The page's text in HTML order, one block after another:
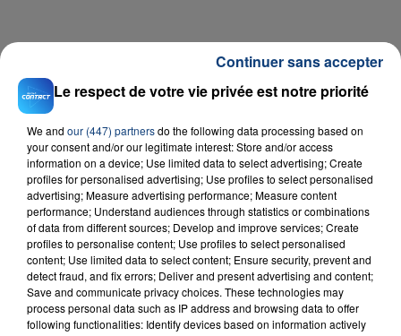
Téléchargez gratuitement l'application Contact FM
sur
et
RADIO CONTACT
Le respect de votre vie privée est notre priorité
We and our (447) partnersdo the following data processing based on
your consent and/or our legitimate interest: Store and/or access
information on a device; Use limited data to select advertising; Create
profiles for personalised advertising; Use profiles to select personalised
advertising; Measure advertising performance; Measure content
performance; Understand audiences through statistics or combinations
of data from different sources; Develop and improve services; Create
profiles to personalise content; Use profiles to select personalised
content; Use limited data to select content; Ensure security, prevent and
detect fraud, and fix errors; Deliver and present advertising and content;
Save and communicate privacy choices. These technologies may
process personal data such as IP address and browsing data to offer
following functionalities: Identify devices based on information actively
Continuer sans accepter